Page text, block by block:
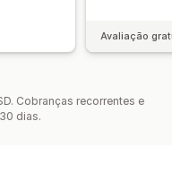
Avaliação
Cobranças recorrentes e
dias.